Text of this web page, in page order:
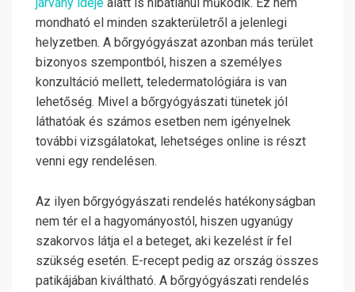
mondható el minden szakterületről a jelenlegi
helyzetben. A bőrgyógyászat azonban más terület
bizonyos szempontból, hiszen a személyes
konzultáció mellett, teledermatológiára is van
lehetőség. Mivel a bőrgyógyászati tünetek jól
láthatóak és számos esetben nem igényelnek
további vizsgálatokat, lehetséges online is részt
venni egy rendelésen.
Az ilyen bőrgyógyászati rendelés hatékonyságban
nem tér el a hagyományostól, hiszen ugyanúgy
szakorvos látja el a beteget, aki kezelést ír fel
szükség esetén. E-recept pedig az ország összes
patikájában kiváltható. A bőrgyógyászati rendelés